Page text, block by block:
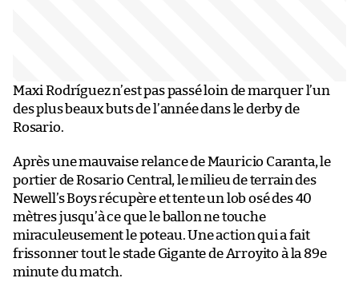
Maxi Rodríguez n’est pas passé loin de marquer l’un
des plus beaux buts de l’année dans le derby de
Rosario.
Après une mauvaise relance de Mauricio Caranta, le
portier de Rosario Central, le milieu de terrain des
Newell’s Boys récupère et tente un lob osé des 40
mètres jusqu’à ce que le ballon ne touche
miraculeusement le poteau. Une action qui a fait
frissonner tout le stade Gigante de Arroyito à la 89e
minute du match.